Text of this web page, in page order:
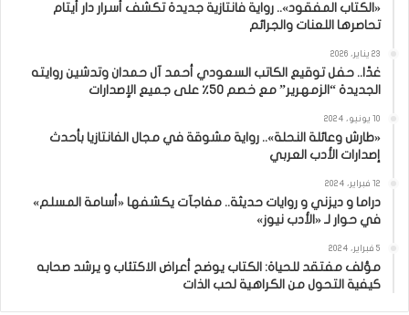
«الكتاب المفقود».. رواية فانتازية جديدة تكشف أسرار دار أيتام
تحاصرها اللعنات والجرائم
23 يناير، 2026
غدًا.. حفل توقيع الكاتب السعودي أحمد آل حمدان وتدشين روايته
الجديدة “الزمهرير” مع خصم 50٪ على جميع الإصدارات
10 يونيو، 2024
«طارش وعائلة النحلة».. رواية مشوقة في مجال الفانتازيا بأحدث
إصدارات الأدب العربي
12 فبراير، 2024
دراما و ديزني و روايات حديثة.. مفاجآت يكشفها «أسامة المسلم»
في حوار لـ «الأدب نيوز»
5 فبراير، 2024
مؤلف مفتقد للحياة: الكتاب يوضح أعراض الاكتئاب و يرشد صحابه
كيفية التحول من الكراهية لحب الذات